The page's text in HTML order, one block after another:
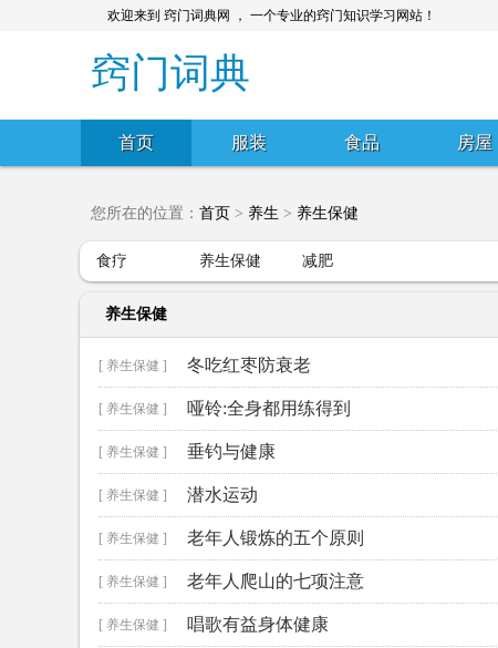
欢迎来到 窍门词典网 ， 一个专业的窍门知识学习网站！
窍门词典
首页 服装 食品 房屋
您所在的位置： 首页 > 养生 > 养生保健
食疗 养生保健 减肥
养生保健
[ 养生保健 ] 冬吃红枣防衰老
[ 养生保健 ] 哑铃:全身都用练得到
[ 养生保健 ] 垂钓与健康
[ 养生保健 ] 潜水运动
[ 养生保健 ] 老年人锻炼的五个原则
[ 养生保健 ] 老年人爬山的七项注意
[ 养生保健 ] 唱歌有益身体健康